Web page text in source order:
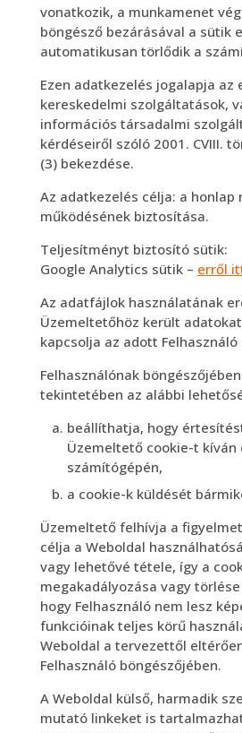
vonatkozik, a munkamenet
böngésző bezárásával a sütik
automatikusan törlődik a
Ezen adatkezelés jogalapja az
kereskedelmi szolgáltatások,
információs társadalmi
kérdéseiről szóló 2001. CVIII.
(3) bekezdése.
Az adatkezelés célja: a honlap
működésének biztosítása.
Teljesítményt biztosító sütik:
Google Analytics sütik – erről
Az adatfájlok használatának
Üzemeltetőhöz került
kapcsolja az adott
Felhasználónak
tekintetében az alábbi
beállíthatja, hogy
Üzemeltető cookie-t kíván
számítógépén,
a cookie-k küldését
Üzemeltető felhívja a
célja a Weboldal
vagy lehetővé tétele, így a
megakadályozása vagy
hogy Felhasználó nem lesz
funkcióinak teljes körű
Weboldal a tervezettől
Felhasználó böngészőjében.
A Weboldal külső, harmadik
mutató linkeket is